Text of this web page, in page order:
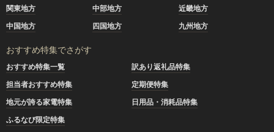
関東地方
中部地方
近畿地方
中国地方
四国地方 九州地方
おすすめ特集でさがす
おすすめ特集一覧
訳あり返礼品特集
担当者おすすめ特集
定期便特集
地元が誇る家電特集
日用品・消耗品特集
ふるなび限定特集